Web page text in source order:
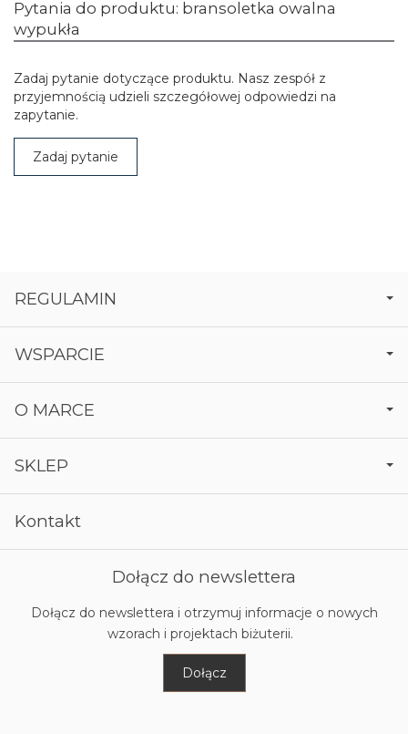
Pytania do produktu: bransoletka owalna
wypukła
Zadaj pytanie dotyczące produktu. Nasz zespół z
przyjemnością udzieli szczegółowej odpowiedzi na
zapytanie.
Zadaj pytanie
REGULAMIN
WSPARCIE
O MARCE
SKLEP
Kontakt
Dołącz do newslettera
Dołącz do newslettera i otrzymuj informacje o nowych
wzorach i projektach biżuterii.
Dołącz